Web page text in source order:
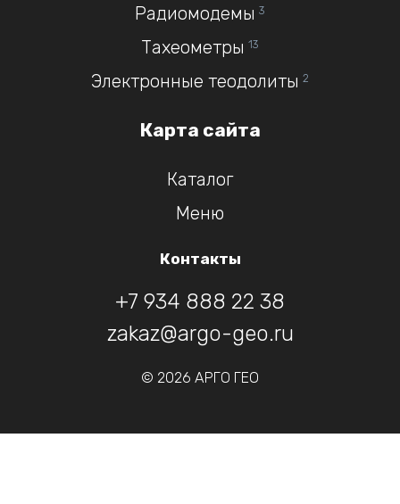
Радиомодемы 3
Тахеометры 13
Электронные теодолиты 2
Карта сайта
Каталог
Меню
Контакты
+7 934 888 22 38
zakaz@argo-geo.ru
© 2026 АРГО ГЕО